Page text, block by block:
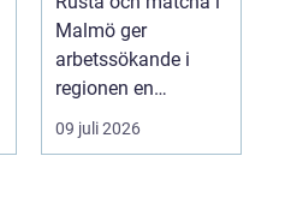
som söker jobb
Malmö ger
arbetssökande i
regionen en
strukturerad och
personlig vä...
09 juli 2026